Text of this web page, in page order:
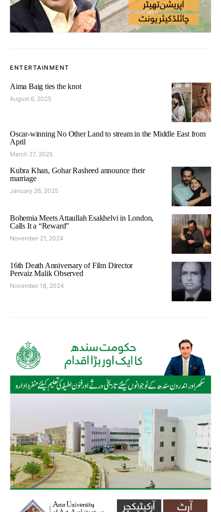
ENTERTAINMENT
Aima Baig ties the knot
August 6, 2025
Oscar-winning No Other Land to stream in the Middle East from
April
March 27, 2025
Kubra Khan, Gohar Rasheed announce their
marriage
January 26, 2025
Bohemia Meets Attaullah Esakhelvi in London,
Calls It a “Reward”
November 21, 2024
16th Death Anniversary of Film Director
Pervaiz Malik Observed
November 18, 2024